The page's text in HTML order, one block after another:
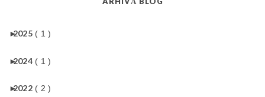
►
2025 ( 1 )
►
2024 ( 1 )
►
2022 ( 2 )